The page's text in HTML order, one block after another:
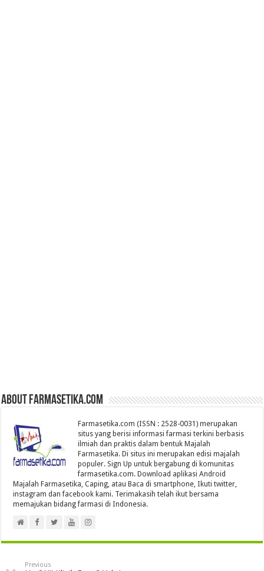
About farmasetika.com
Farmasetika.com (ISSN : 2528-0031) merupakan
situs yang berisi informasi farmasi terkini berbasis
ilmiah dan praktis dalam bentuk Majalah
Farmasetika. Di situs ini merupakan edisi majalah
populer. Sign Up untuk bergabung di komunitas
farmasetika.com. Download aplikasi Android
Majalah Farmasetika, Caping, atau Baca di smartphone, Ikuti twitter,
instagram dan facebook kami. Terimakasih telah ikut bersama
memajukan bidang farmasi di Indonesia.
Previous